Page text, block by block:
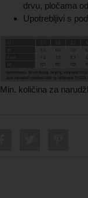
drvu, pločama
Upotrebljivi s
Min. količina za